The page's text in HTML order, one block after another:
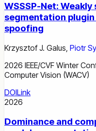
WSSSP-Net:
segmentation
spoofing
Krzysztof J. Galus, Piotr
2026 IEEE/CVF Winter
Computer Vision (WACV)
DOILink
2026
Dominance and